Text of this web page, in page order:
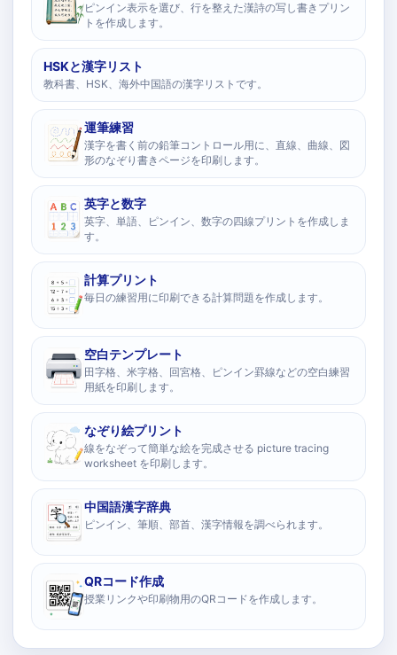
ピンイン表示を選び、行を整えた漢詩の写し書きプリン
トを作成します。
HSKと漢字リスト
教科書、HSK、海外中国語の漢字リストです。
運筆練習
漢字を書く前の鉛筆コントロール用に、直線、曲線、図
形のなぞり書きページを印刷します。
英字と数字
英字、単語、ピンイン、数字の四線プリントを作成しま
す。
計算プリント
毎日の練習用に印刷できる計算問題を作成します。
空白テンプレート
田字格、米字格、回宮格、ピンイン罫線などの空白練習
用紙を印刷します。
なぞり絵プリント
線をなぞって簡単な絵を完成させる picture tracing
worksheet を印刷します。
中国語漢字辞典
ピンイン、筆順、部首、漢字情報を調べられます。
QRコード作成
授業リンクや印刷物用のQRコードを作成します。